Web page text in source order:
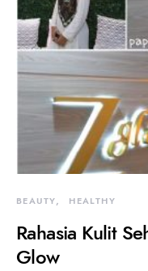
BEAUTY HEALTHY
Rahasia Kulit
Glow